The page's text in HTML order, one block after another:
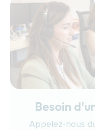
Besoin
Appelez-nous